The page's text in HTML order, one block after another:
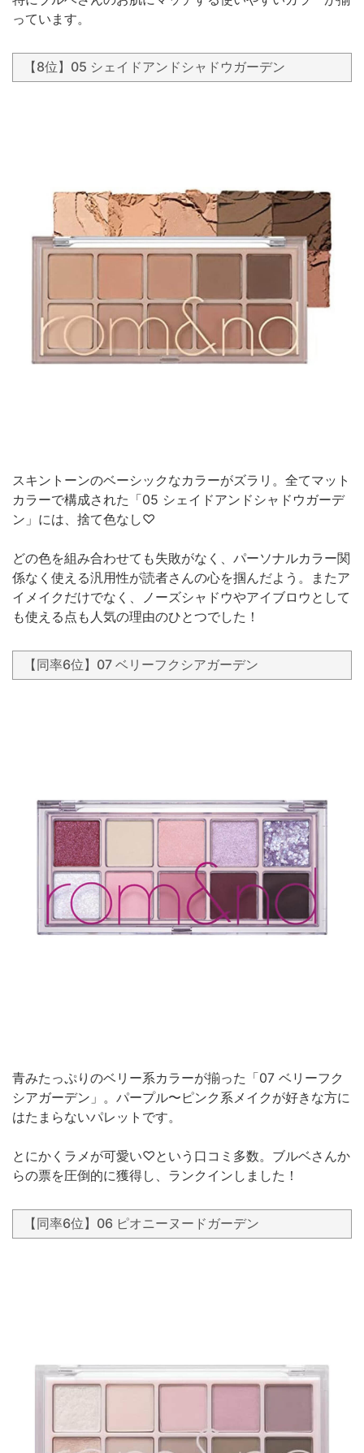
っています。
【8位】05 シェイドアンドシャドウガーデン
スキントーンのベーシックなカラーがズラリ。全てマット
カラーで構成された「05 シェイドアンドシャドウガーデ
ン」には、捨て色なし♡
どの色を組み合わせても失敗がなく、パーソナルカラー関
係なく使える汎用性が読者さんの心を掴んだよう。またア
イメイクだけでなく、ノーズシャドウやアイブロウとして
も使える点も人気の理由のひとつでした！
【同率6位】07 ベリーフクシアガーデン
青みたっぷりのベリー系カラーが揃った「07 ベリーフク
シアガーデン」。パープル〜ピンク系メイクが好きな方に
はたまらないパレットです。
とにかくラメが可愛い♡という口コミ多数。ブルベさんか
らの票を圧倒的に獲得し、ランクインしました！
【同率6位】06 ピオニーヌードガーデン